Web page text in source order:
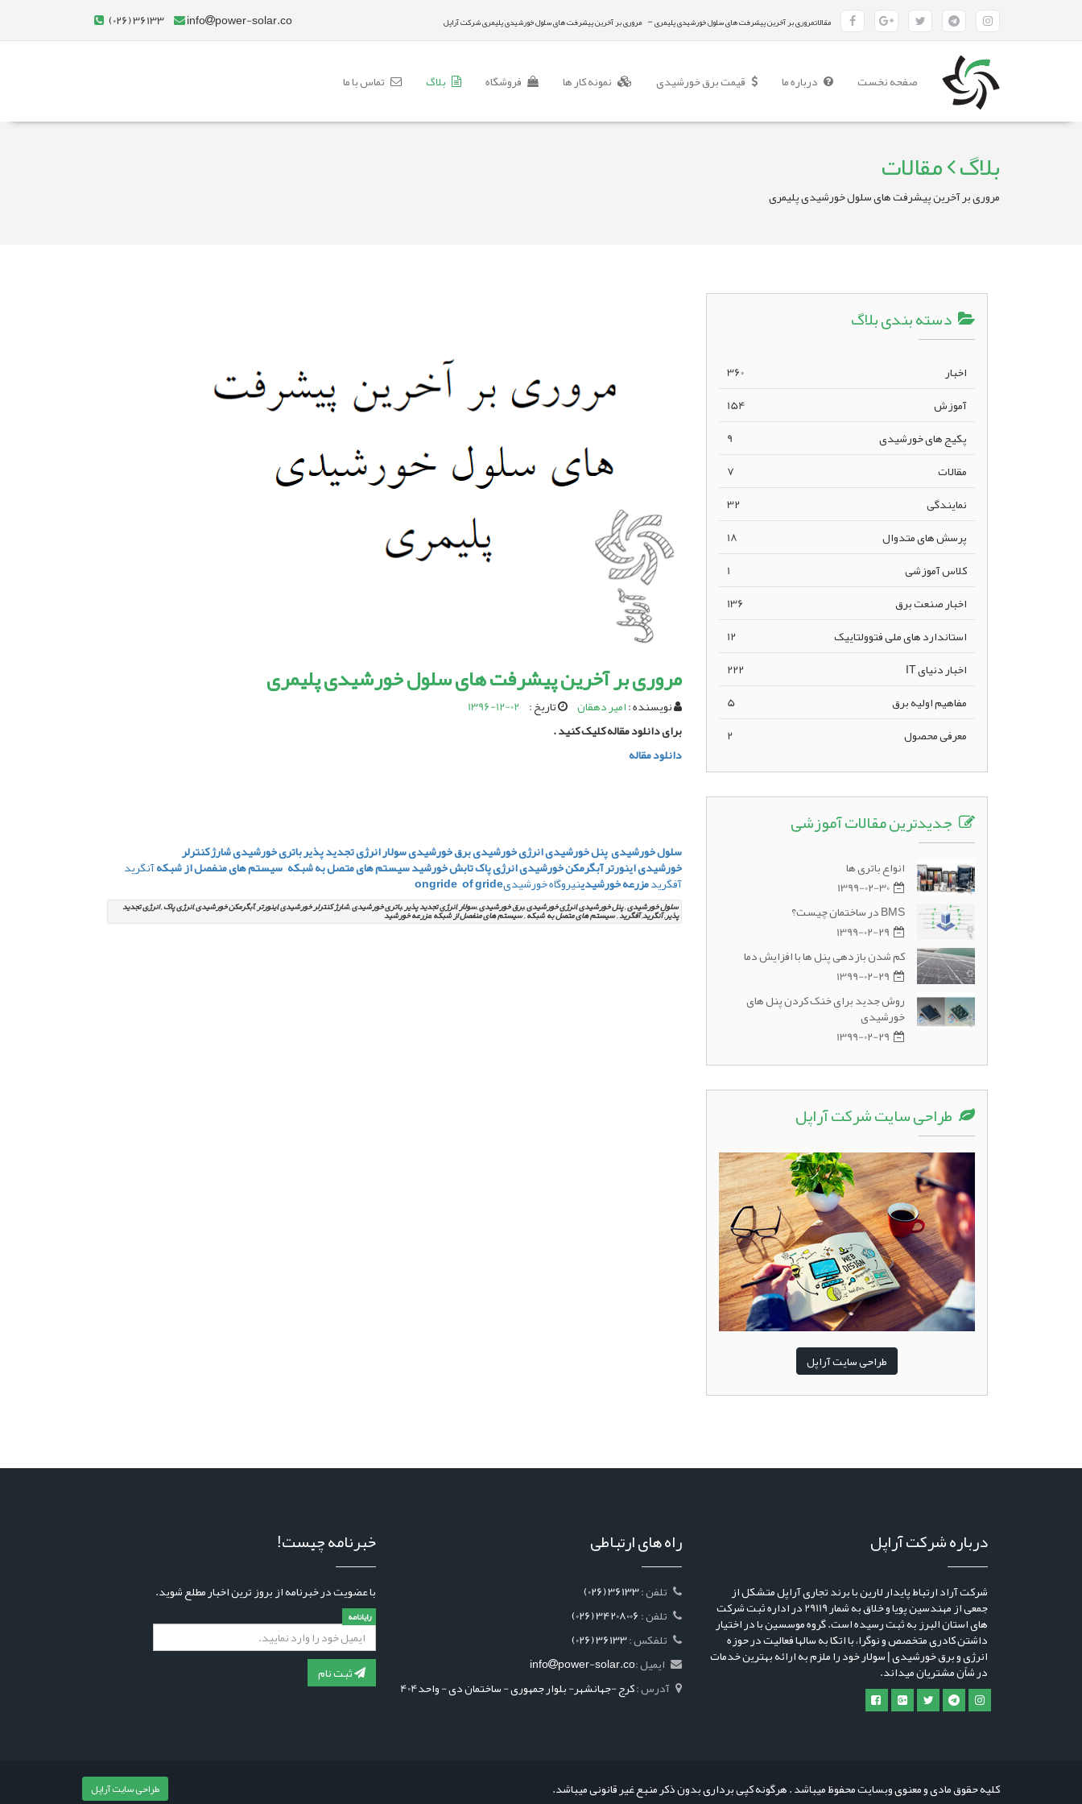
مقالاتمروری بر آخرین پیشرفت های سلول خورشیدی پلیمری- مروری بر آخرین پیشرفت های سلول خورشیدی پلیمری شرکت آراپل info power-solar.co
(026) 36133
صفحه نخست
(current) درباره ما قیمت برق خورشیدی نمونه کار ها فروشگاه بلاگ تماس با ما
بلاگ مقالات
مروری بر آخرین پیشرفت های سلول خورشیدی پلیمری
دسته بندی بلاگ
اخبار
360
آموزش
154
پکیج های خورشیدی
9
مقالات
7
نمایندگی
32
پرسش های متدوال
18
کلاس آموزشی
1
اخبار صنعت برق
136
استاندارد های ملی فتوولتاییک
12
اخبار دنیای IT
222
مفاهیم اولیه برق
5
معرفی محصول
2
جدیدترین مقالات آموزشی
انواع باتری ها
1399-02-30
BMS در ساختمان چیست؟
1399-02-29
کم شدن بازدهی پنل ها با افزایش دما
1399-02-29
روش جدید برای خنک کردن پنل های
خورشیدی
1399-02-29
طراحی سایت شرکت آراپل
طراحی سایت آراپل
مروری بر آخرین پیشرفت های سلول خورشیدی پلیمری
نویسنده :امیر دهقان تاریخ : 1396-12-02
برای دانلود مقاله کلیک کنید .
دانلود مقاله
سلول خورشیدیپنل خورشیدیانرژی خورشیدیبرق خورشیدیسولارانرژی تجدید پذیرباتری خورشیدیشارژ کنترلر
خورشیدیاینورترآبگرمکن خورشیدیانرژی پاکتابش خورشیدسیستم های متصل به شبکه سیستم های منفصل از شبکهآنگرید
آفگریدمزرعه خورشیدینیروگاه خورشیدی ongride of gride
سلول خورشیدی , پنل خورشیدی ,انرژی خورشیدی ,برق خورشیدی ,سولار ,انرژی تجدید پذیر ,باتری خورشیدی ,شارژ کنترلر خورشیدی ,اینورتر ,آبگرمکن خورشیدی ,انرژی پاک , انرژِی تجدید
پذیر, آنگرید, آفگرید , سیستم های متصل به شبکه , سیستم های منفصل از شبکه ,مزرعه خورشید
درباره شرکت آراپل
شرکت آراد ارتباط پایدار لارین با برند تجاری آراپل متشکل از
جمعی از مهندسین پویا و خلاق به شمار 29119 در اداره ثبت شرکت
های استان البرز به ثبت رسیده است. گروه موسسین با در اختیار
داشتن کادری متخصص و نوگرا، با اتکا به سالها فعالیت در حوزه
انرژی و برق خورشیدی | سولار خود را ملزم به ارائه بهترین خدمات
در شاًن مشتریان میداند.
راه های ارتباطی
(026) 36133
(026) 34208006
(026) 36133
ایمیل :
info power-solar.co
آدرس :کرج -جهانشهر- بلوار جمهوری - ساختمان دی - واحد404
خبرنامه چیست!
با عضویت در خبرنامه از بروز ترین اخبار مطلع شوید.
رایانامه
ثبت نام
کلیه حقوق مادی و معنوی وبسایت محفوظ میباشد . هرگونه کپی برداری بدون ذکر منبع غیر قانونی میباشد. طراحی سایت آراپل